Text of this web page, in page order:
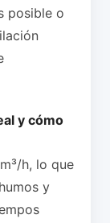
posible o
y cómo
h, lo que
y